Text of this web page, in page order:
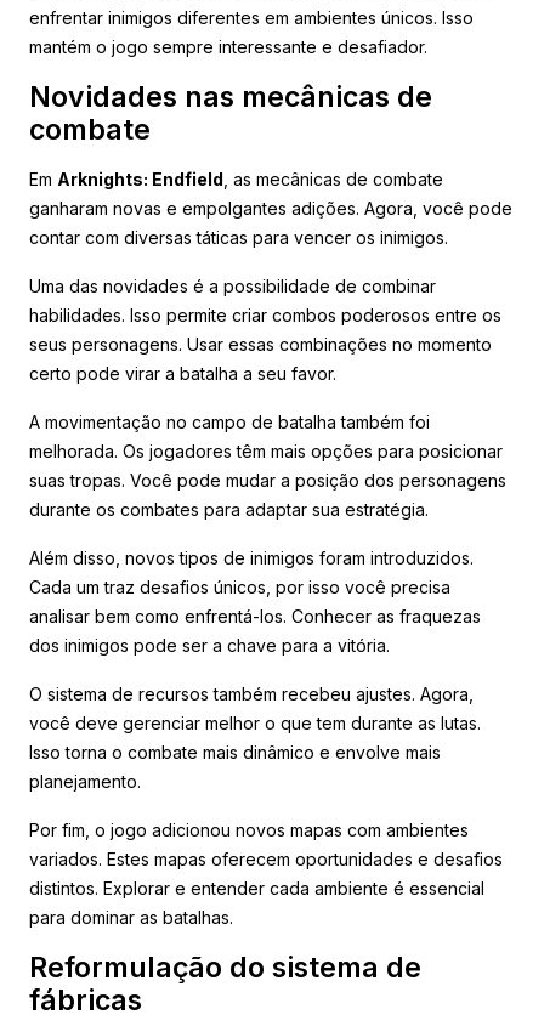
enfrentar inimigos diferentes em ambientes únicos. Isso
mantém o jogo sempre interessante e desafiador.
Novidades nas mecânicas de
combate
Em Arknights: Endfield , as mecânicas de combate
ganharam novas e empolgantes adições. Agora, você pode
contar com diversas táticas para vencer os inimigos.
Uma das novidades é a possibilidade de combinar
habilidades. Isso permite criar combos poderosos entre os
seus personagens. Usar essas combinações no momento
certo pode virar a batalha a seu favor.
A movimentação no campo de batalha também foi
melhorada. Os jogadores têm mais opções para posicionar
suas tropas. Você pode mudar a posição dos personagens
durante os combates para adaptar sua estratégia.
Além disso, novos tipos de inimigos foram introduzidos.
Cada um traz desafios únicos, por isso você precisa
analisar bem como enfrentá-los. Conhecer as fraquezas
dos inimigos pode ser a chave para a vitória.
O sistema de recursos também recebeu ajustes. Agora,
você deve gerenciar melhor o que tem durante as lutas.
Isso torna o combate mais dinâmico e envolve mais
planejamento.
Por fim, o jogo adicionou novos mapas com ambientes
variados. Estes mapas oferecem oportunidades e desafios
distintos. Explorar e entender cada ambiente é essencial
para dominar as batalhas.
Reformulação do sistema de
fábricas